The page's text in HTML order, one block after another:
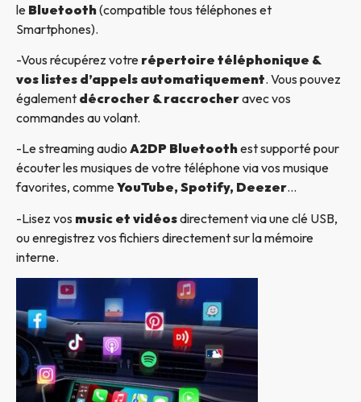
le Bluetooth(compatible tous téléphones et
Smartphones).
-Vous récupérez votre répertoire téléphonique &
vos listes d’appels automatiquement. Vous pouvez
également décrocher & raccrocheravec vos
commandes au volant.
-Le streaming audio A2DP Bluetoothest supporté pour
écouter les musiques de votre téléphone via vos musique
favorites, commeYouTube, Spotify, Deezer…
-Lisez vos music et vidéosdirectement via une clé USB,
ou enregistrez vos fichiers directement sur la mémoire
interne.